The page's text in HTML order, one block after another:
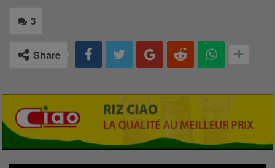
3
Share